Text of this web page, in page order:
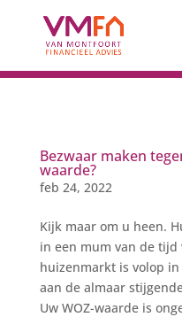
Bezwaar maken
waarde?
feb 24, 2022
Kijk maar om u heen.
in een mum van de tijd
huizenmarkt is volop
aan de almaar
Uw WOZ-waarde is